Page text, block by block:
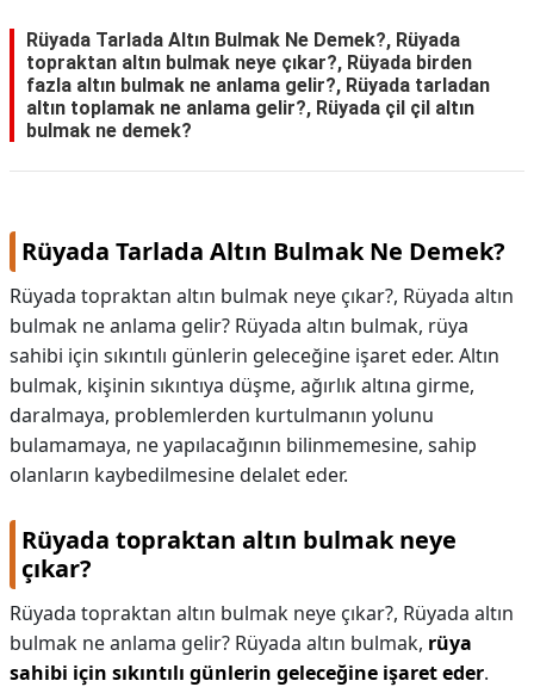
Rüyada Tarlada Altın Bulmak Ne Demek?, Rüyada
topraktan altın bulmak neye çıkar?, Rüyada birden
fazla altın bulmak ne anlama gelir?, Rüyada tarladan
altın toplamak ne anlama gelir?, Rüyada çil çil altın
bulmak ne demek?
Rüyada Tarlada Altın Bulmak Ne Demek?
Rüyada topraktan altın bulmak neye çıkar?, Rüyada altın
bulmak ne anlama gelir? Rüyada altın bulmak, rüya
sahibi için sıkıntılı günlerin geleceğine işaret eder. Altın
bulmak, kişinin sıkıntıya düşme, ağırlık altına girme,
daralmaya, problemlerden kurtulmanın yolunu
bulamamaya, ne yapılacağının bilinmemesine, sahip
olanların kaybedilmesine delalet eder.
Rüyada topraktan altın bulmak neye
çıkar?
Rüyada topraktan altın bulmak neye çıkar?, Rüyada altın
bulmak ne anlama gelir? Rüyada altın bulmak, rüya
sahibi için sıkıntılı günlerin geleceğine işaret eder.